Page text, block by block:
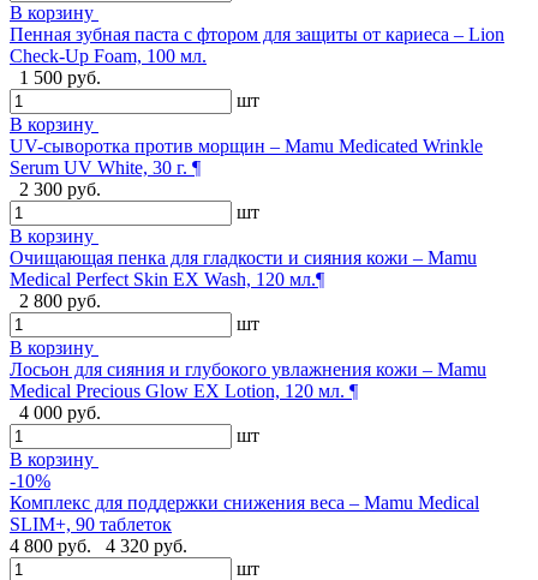
В корзину
Пенная зубная паста с фтором для защиты от кариеса – Lion
Check-Up Foam, 100 мл.
1 500 руб.
шт
В корзину
UV-сыворотка против морщин – Mamu Medicated Wrinkle
Serum UV White, 30 г. ¶
2 300 руб.
шт
В корзину
Очищающая пенка для гладкости и сияния кожи – Mamu
Medical Perfect Skin EX Wash, 120 мл.¶
2 800 руб.
шт
В корзину
Лосьон для сияния и глубокого увлажнения кожи – Mamu
Medical Precious Glow EX Lotion, 120 мл. ¶
4 000 руб.
шт
В корзину
-10%
Комплекс для поддержки снижения веса – Mamu Medical
SLIM+, 90 таблеток
4 800 руб.
4 320 руб.
шт